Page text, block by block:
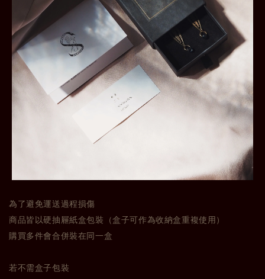
為了避免運送過程損傷
商品皆以硬抽屜紙盒包裝（盒子可作為收納盒重複使用）
購買多件會合併裝在同一盒
若不需盒子包裝